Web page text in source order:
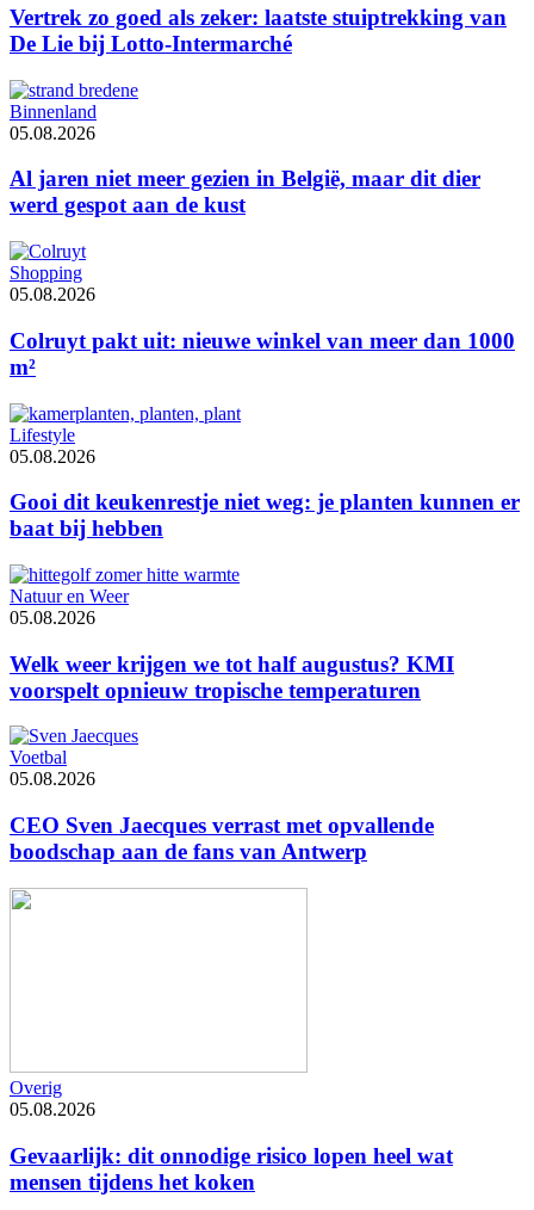
Vertrek zo goed als zeker: laatste stuiptrekking van
De Lie bij Lotto-Intermarché
Binnenland
05.08.2026
Al jaren niet meer gezien in België, maar dit dier
werd gespot aan de kust
Shopping
05.08.2026
Colruyt pakt uit: nieuwe winkel van meer dan 1000
m²
Lifestyle
05.08.2026
Gooi dit keukenrestje niet weg: je planten kunnen er
baat bij hebben
Natuur en Weer
05.08.2026
Welk weer krijgen we tot half augustus? KMI
voorspelt opnieuw tropische temperaturen
Voetbal
05.08.2026
CEO Sven Jaecques verrast met opvallende
boodschap aan de fans van Antwerp
Overig
05.08.2026
Gevaarlijk: dit onnodige risico lopen heel wat
mensen tijdens het koken